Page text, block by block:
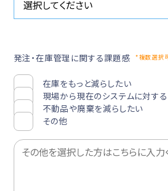
発注・在庫管理に関する課題感 *複数選択
在庫をもっと減らしたい
現場から現在のシステムに対す
不動品や廃棄を減らしたい
その他